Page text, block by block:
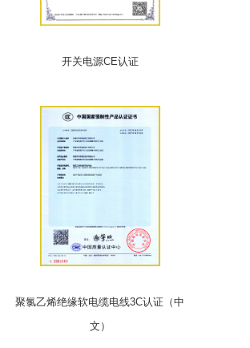
开关电源CE认证
聚氯乙烯绝缘软电缆电线3C认证（中
文）